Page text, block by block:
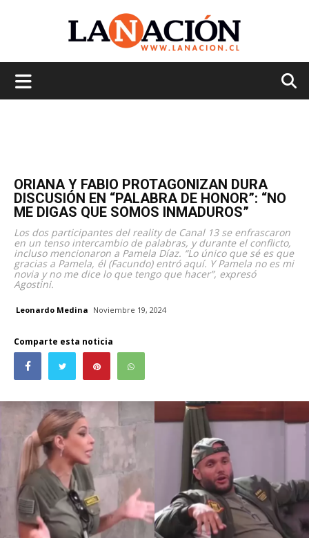
ORIANA Y FABIO PROTAGONIZAN DURA
DISCUSIÓN EN “PALABRA DE HONOR”: “NO
ME DIGAS QUE SOMOS INMADUROS”
Los dos participantes del reality de Canal 13 se enfrascaron
en un tenso intercambio de palabras, y durante el conflicto,
incluso mencionaron a Pamela Díaz. “Lo único que sé es que
gracias a Pamela, él (Facundo) entró aquí. Y Pamela no es mi
novia y no me dice lo que tengo que hacer”, expresó
Agostini.
Leonardo Medina Noviembre 19, 2024
Comparte esta noticia